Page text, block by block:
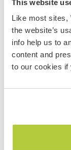
This website
Like most sites,
the website’s
info help us to
content and
to our cookies if